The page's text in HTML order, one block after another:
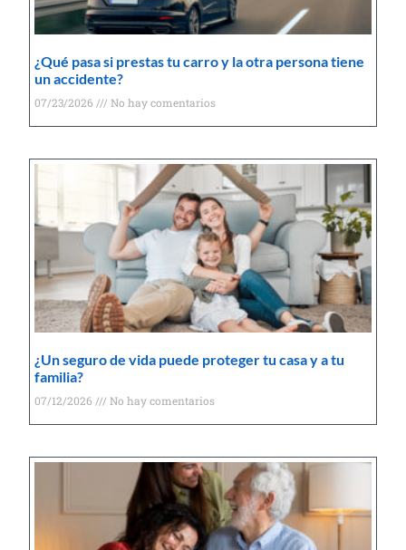
¿Qué pasa si prestas tu carro y la otra persona tiene
un accidente?
07/23/2026 No hay comentarios
¿Un seguro de vida puede proteger tu casa y a tu
familia?
07/12/2026 No hay comentarios